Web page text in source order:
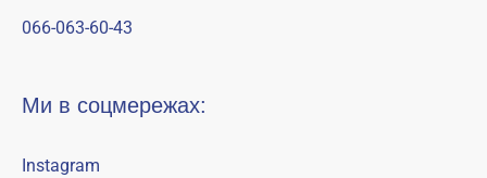
066-063-60-43
Ми в соцмережах:
Instagram